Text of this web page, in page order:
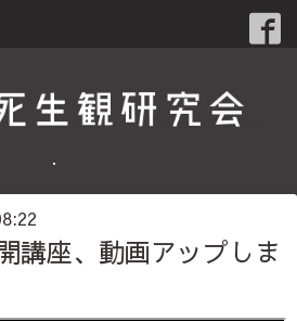
・
講座、動画アップしま